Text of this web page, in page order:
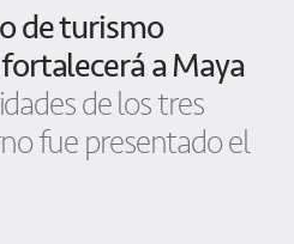
de turismo
a Maya
de los tres
fue presentado el